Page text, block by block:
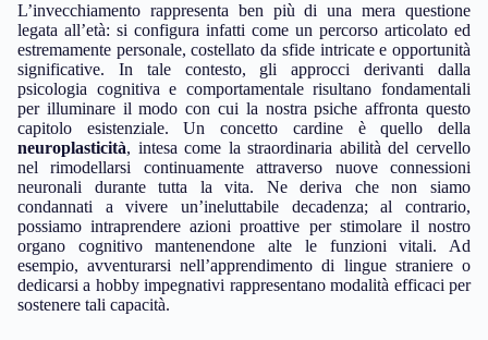
L’invecchiamento rappresenta ben più di una mera questione
legata all’età: si configura infatti come un percorso articolato ed
estremamente personale, costellato da sfide intricate e opportunità
significative. In tale contesto, gli approcci derivanti dalla
psicologia cognitiva e comportamentale risultano fondamentali
per illuminare il modo con cui la nostra psiche affronta questo
capitolo esistenziale. Un concetto cardine è quello della
neuroplasticità, intesa come la straordinaria abilità del cervello
nel rimodellarsi continuamente attraverso nuove connessioni
neuronali durante tutta la vita. Ne deriva che non siamo
condannati a vivere un’ineluttabile decadenza; al contrario,
possiamo intraprendere azioni proattive per stimolare il nostro
organo cognitivo mantenendone alte le funzioni vitali. Ad
esempio, avventurarsi nell’apprendimento di lingue straniere o
dedicarsi a hobby impegnativi rappresentano modalità efficaci per
sostenere tali capacità.